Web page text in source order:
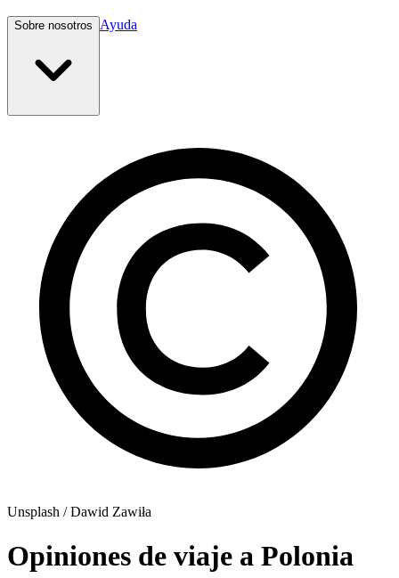
Sobre nosotros Ayuda
Unsplash / Dawid Zawiła
Opiniones de viaje a Polonia